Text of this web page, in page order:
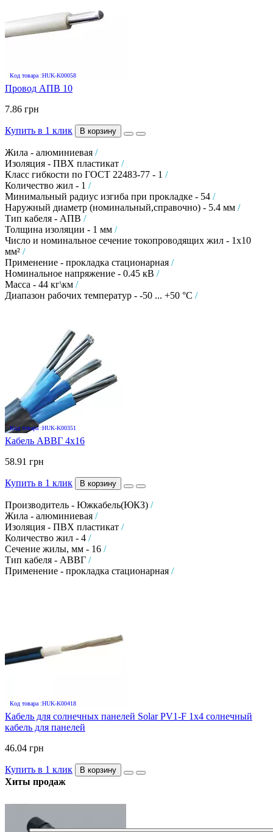
Код товара :HUK-K00058
Провод АПВ 10
7.86 грн
Купить в 1 клик В корзину
Жила - алюминиевая /
Изоляция - ПВХ пластикат /
Класс гибкости по ГОСТ 22483-77 - 1 /
Количество жил - 1 /
Минимальный радиус изгиба при прокладке - 54 /
Наружный диаметр (номинальный,справочно) - 5.4 мм /
Тип кабеля - АПВ /
Толщина изоляции - 1 мм /
Число и номинальное сечение токопроводящих жил - 1х10
мм² /
Применение - прокладка стационарная /
Номинальное напряжение - 0.45 кВ /
Масса - 44 кг\км /
Диапазон рабочих температур - -50 ... +50 °C /
Код товара :HUK-K00351
Кабель АВВГ 4х16
58.91 грн
Купить в 1 клик В корзину
Производитель - Южкабель(ЮКЗ) /
Жила - алюминиевая /
Изоляция - ПВХ пластикат /
Количество жил - 4 /
Сечение жилы, мм - 16 /
Тип кабеля - АВВГ /
Применение - прокладка стационарная /
Код товара :HUK-K00418
Кабель для солнечных панелей Solar PV1-F 1х4 солнечный
кабель для панелей
46.04 грн
Купить в 1 клик В корзину
Хиты продаж